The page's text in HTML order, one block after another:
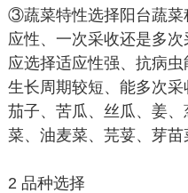
③蔬菜特性选择阳台蔬菜
应性、一次采收还是多
应选择适应性强、抗病虫
生长周期较短、能多次采
茄子、苦瓜、丝瓜、姜
菜、油麦菜、芫荽、芽苗
2 品种选择